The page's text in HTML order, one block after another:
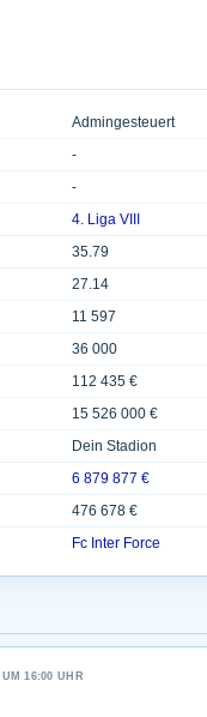
Admingesteuert
-
-
4. Liga VIII
35.79
27.14
11 597
36 000
112 435 €
15 526 000 €
Dein Stadion
6 879 877 €
476 678 €
Fc Inter Force
16:00 UHR